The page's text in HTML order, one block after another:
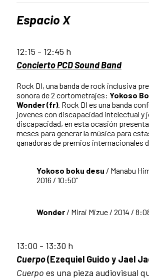
Espacio X
12:15 - 12:45 h
Concierto PCD Sound Band
Rock DI, una banda de rock inclusiva
sonora de 2 cortometrajes: Yokoso
Wonder (fr). Rock DI es una banda
jovenes con discapacidad intelectual y
discapacidad, en esta ocasión
meses para generar la música para
ganadoras de premios internacionales
Yokoso boku desu / Manabu
2016 / 10:50”
Wonder / Mirai Mizue / 2014 /
13:00 - 13:30 h
Cuerpo(Ezequiel Guido y Jael
Cuerpo es una pieza audiovisual